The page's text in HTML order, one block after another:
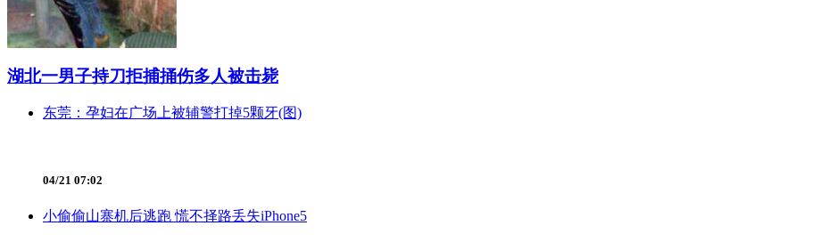
湖北一男子持刀拒捕捅伤多人被击毙
东莞：孕妇在广场上被辅警打掉5颗牙(图)
04/21 07:02
小偷偷山寨机后逃跑 慌不择路丢失iPhone5